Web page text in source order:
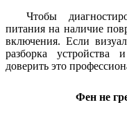
Чтобы
питания на наличие
включения. Если
разборка
доверить это
Фен не